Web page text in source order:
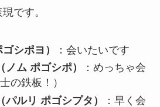
です。
シポヨ）
：会いたいです
ム ポゴシポ）
：めっちゃ会
の鉄板！）
ルリ ポゴシプタ）
：早く会